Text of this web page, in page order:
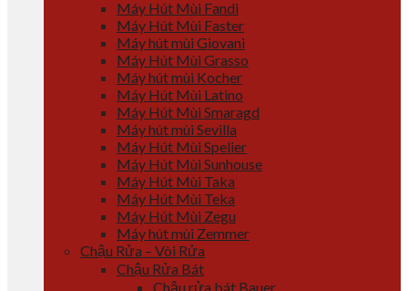
Máy Hút Mùi Fandi
Máy Hút Mùi Faster
Máy hút mùi Giovani
Máy Hút Mùi Grasso
Máy hút mùi Kocher
Máy Hút Mùi Latino
Máy Hút Mùi Smaragd
Máy hút mùi Sevilla
Máy Hút Mùi Spelier
Máy Hút Mùi Sunhouse
Máy Hút Mùi Taka
Máy Hút Mùi Teka
Máy Hút Mùi Zegu
Máy hút mùi Zemmer
Chậu Rửa – Vòi Rửa
Chậu Rửa Bát
Chậu rửa bát Bauer